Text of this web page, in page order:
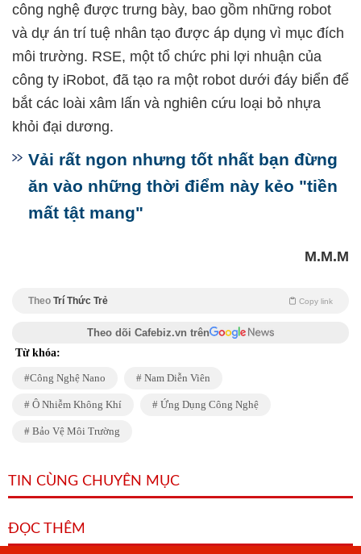
công nghệ được trưng bày, bao gồm những robot
và dự án trí tuệ nhân tạo được áp dụng vì mục đích
môi trường. RSE, một tổ chức phi lợi nhuận của
công ty iRobot, đã tạo ra một robot dưới đáy biển để
bắt các loài xâm lấn và nghiên cứu loại bỏ nhựa
khỏi đại dương.
Vải rất ngon nhưng tốt nhất bạn đừng
ăn vào những thời điểm này kẻo "tiền
mất tật mang"
M.M.M
Theo Trí Thức Trẻ Copy link
Theo dõi Cafebiz.vn trên
Từ khóa:
Công Nghệ Nano Nam Diễn Viên
Ô Nhiễm Không Khí Ứng Dụng Công Nghệ
Bảo Vệ Môi Trường
TIN CÙNG CHUYÊN MỤC
ĐỌC THÊM